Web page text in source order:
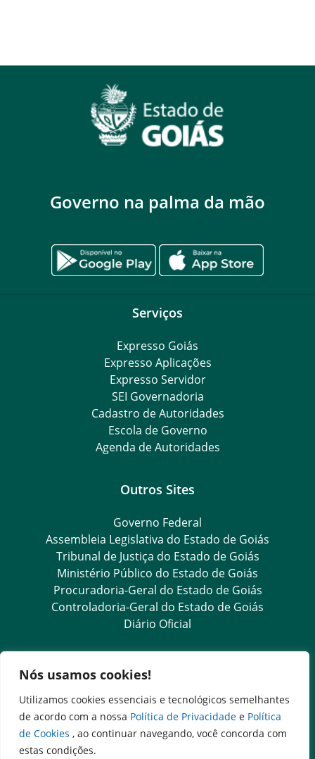
Nós usamos cookies!
Utilizamos cookies essenciais e tecnológicos semelhantes
de acordo com a nossa Política de Privacidade e Política
de Cookies , ao continuar navegando, você concorda com
estas condições.
Governo na palma da mão
Serviços
Expresso Goiás
Expresso Aplicações
Expresso Servidor
SEI Governadoria
Cadastro de Autoridades
Escola de Governo
Agenda de Autoridades
Outros Sites
Governo Federal
Assembleia Legislativa do Estado de Goiás
Tribunal de Justiça do Estado de Goiás
Ministério Público do Estado de Goiás
Procuradoria-Geral do Estado de Goiás
Controladoria-Geral do Estado de Goiás
Diário Oficial
Transparência e Ouvidoria
LGPD
Ouvidoria Setorial (Presencial)
Goiás Transparente
Ouvidoria Geral do Estado